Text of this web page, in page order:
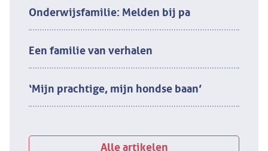
Onderwijsfamilie: Melden bij pa
Een familie van verhalen
‘Mijn prachtige, mijn hondse baan’
Alle artikelen